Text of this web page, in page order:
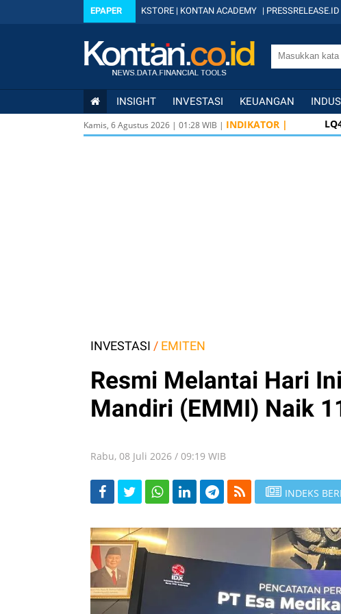
EPAPER KSTORE | KONTAN ACADEMY | PRESSRELEASE.ID
INSIGHT INVESTASI KEUANGAN
Kamis, 6 Agustus 2026 | 01:28WIB | INDIKATOR |
INVESTASI / EMITEN
Resmi Melantai Hari
Mandiri (EMMI) Naik
Rabu, 08 Juli 2026 / 09:19 WIB
INDEKS